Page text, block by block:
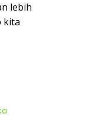
lebih
kita